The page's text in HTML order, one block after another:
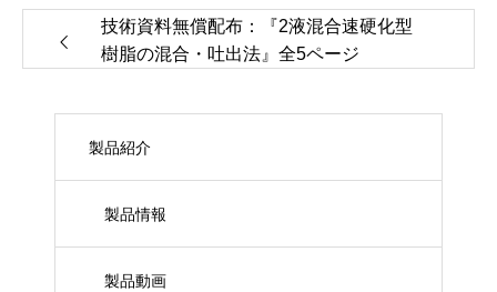
技術資料無償配布：『2液混合速硬化型
樹脂の混合・吐出法』全5ページ
製品紹介
製品情報
製品動画